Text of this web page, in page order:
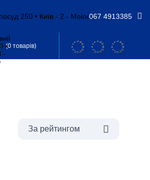
067 4913385
(0 товарів)
За рейтингом